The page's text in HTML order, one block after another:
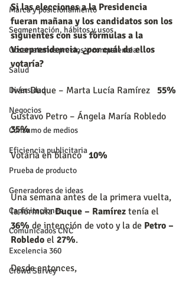
Marca y posicionamiento
Segmentación, hábitos y usos
Observatorios precios y competencia
Salud
Diversidad
Negocios
Consumo de medios
Eficiencia publicitaria
Prueba de producto
Generadores de ideas
Capacitaciones
Comunicados CNC
Excelencia 360
Crowd Survey
Si las elecciones a la Presidencia
fueran mañana y los candidatos son los
siguientes con sus fórmulas a la
Vicepresidencia, ¿por cuál de ellos
votaría?
Iván Duque – Marta Lucía Ramírez 55%
Gustavo Petro – Ángela María Robledo
35%
Votaría en blanco 10%
Una semana antes de la primera vuelta,
la fórmula Duque – Ramírez tenía el
36% de intención de voto y la de Petro –
Robledo el 27%.
Desde entonces,